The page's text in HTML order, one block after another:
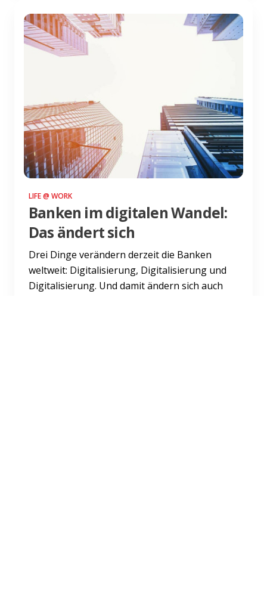
LIFE @ WORK
Banken im digitalen Wandel:
Das ändert sich
Drei Dinge verändern derzeit die Banken
weltweit: Digitalisierung, Digitalisierung und
Digitalisierung. Und damit ändern sich auch